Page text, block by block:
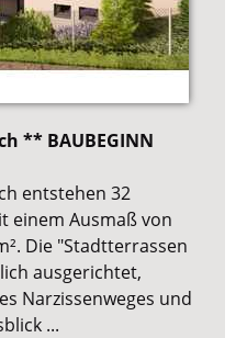
** BAUBEGINN
entstehen 32
einem Ausmaß von
Die "Stadtterrassen
ausgerichtet,
Narzissenweges und
...